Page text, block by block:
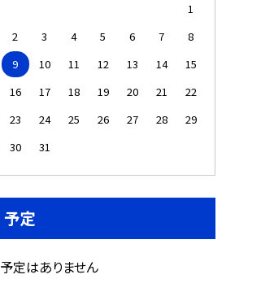
1
2
3 4 5 6 7
8
9
10 11 12 13 14
15
16
17 18 19 20 21
22
23
24 25 26 27 28
29
30
31
予定
予定はありません